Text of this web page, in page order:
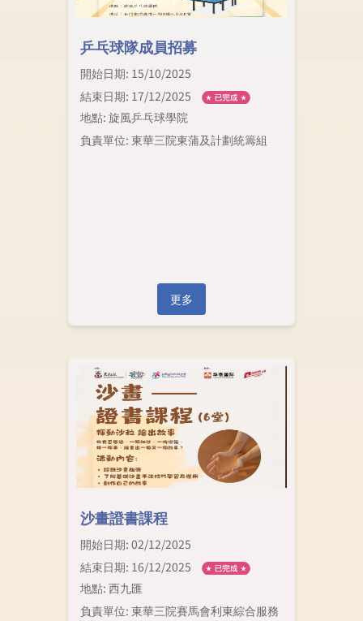
乒乓球隊成員招募
開始日期: 15/10/2025
結束日期: 17/12/2025
地點: 旋風乒乓球學院
負責單位: 東華三院東蒲及計劃統籌組
更多
沙畫證書課程
開始日期: 02/12/2025
結束日期: 16/12/2025
地點: 西九匯
負責單位: 東華三院賽馬會利東綜合服務